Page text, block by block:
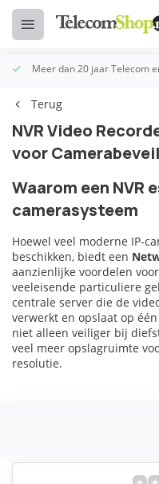
Meer dan 20 jaar Telecom
Terug
NVR Video
voor
Waarom een NVR
camerasysteem
Hoewel veel moderne IP-
beschikken, biedt een
aanzienlijke voordelen
veeleisende particuliere
centrale server die de
verwerkt en opslaat op
niet alleen veiliger bij
veel meer opslagruimte
resolutie.